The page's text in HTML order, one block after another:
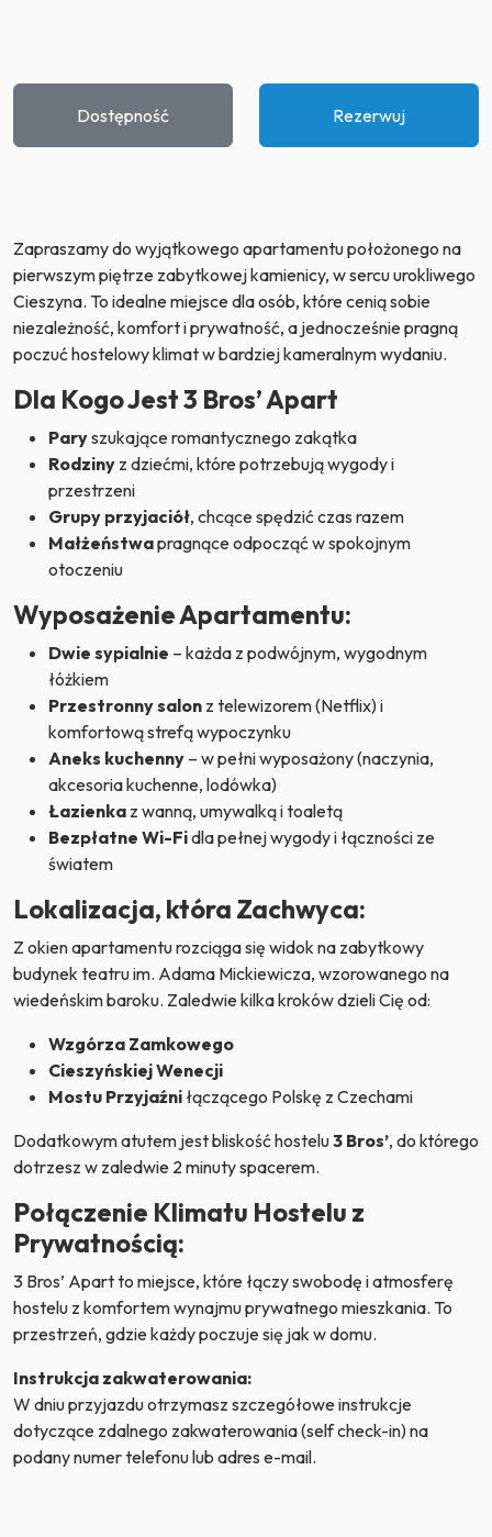
Dostępność Rezerwuj
Zapraszamy do wyjątkowego apartamentu położonego na
pierwszym piętrze zabytkowej kamienicy, w sercu urokliwego
Cieszyna. To idealne miejsce dla osób, które cenią sobie
niezależność, komfort i prywatność, a jednocześnie pragną
poczuć hostelowy klimat w bardziej kameralnym wydaniu.
Dla Kogo Jest 3 Bros’ Apart
Paryszukające romantycznego zakątka
Rodziny z dziećmi, które potrzebują wygody i
przestrzeni
Grupy przyjaciół, chcące spędzić czas razem
Małżeństwapragnące odpocząć w spokojnym
otoczeniu
Wyposażenie Apartamentu:
Dwie sypialnie – każda z podwójnym, wygodnym
łóżkiem
Przestronny salon z telewizorem (Netflix) i
komfortową strefą wypoczynku
Aneks kuchenny – w pełni wyposażony (naczynia,
akcesoria kuchenne, lodówka)
Łazienka z wanną, umywalką i toaletą
Bezpłatne Wi-Fidla pełnej wygody i łączności ze
światem
Lokalizacja, która Zachwyca:
Z okien apartamentu rozciąga się widok na zabytkowy
budynek teatru im. Adama Mickiewicza, wzorowanego na
wiedeńskim baroku. Zaledwie kilka kroków dzieli Cię od:
Wzgórza Zamkowego
Cieszyńskiej Wenecji
Mostu Przyjaźni łączącego Polskę z Czechami
Dodatkowym atutem jest bliskość hostelu3 Bros’, do którego
dotrzesz w zaledwie 2 minuty spacerem.
Połączenie Klimatu Hostelu z
Prywatnością:
3 Bros’ Apart to miejsce, które łączy swobodę i atmosferę
hostelu z komfortem wynajmu prywatnego mieszkania. To
przestrzeń, gdzie każdy poczuje się jak w domu.
Instrukcja zakwaterowania:
W dniu przyjazdu otrzymasz szczegółowe instrukcje
dotyczące zdalnego zakwaterowania (self check-in) na
podany numer telefonu lub adres e-mail.